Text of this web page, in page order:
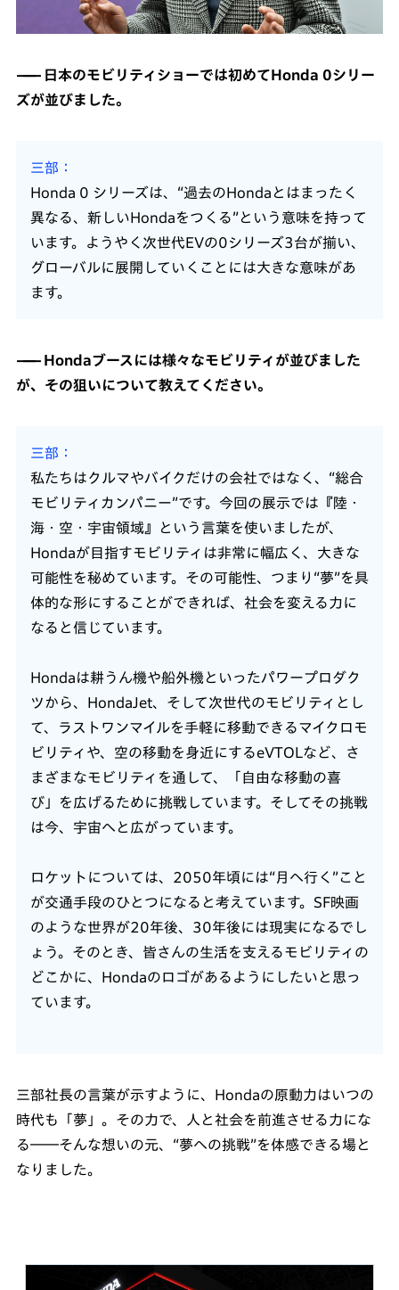
日本のモビリティショーでは初めてHonda 0シリー
ズが並びました。
三部
Honda 0 シリーズは、“過去のHondaとはまったく
異なる、新しいHondaをつくる”という意味を持って
います。ようやく次世代EVの0シリーズ3台が揃い、
グローバルに展開していくことには大きな意味があ
ます。
Hondaブースには様々なモビリティが並びました
が、その狙いについて教えてください。
三部
私たちはクルマやバイクだけの会社ではなく、“総合
モビリティカンパニー”です。今回の展示では『陸・
海・空・宇宙領域』という言葉を使いましたが、
Hondaが目指すモビリティは非常に幅広く、大きな
可能性を秘めています。その可能性、つまり“夢”を具
体的な形にすることができれば、社会を変える力に
なると信じています。
Hondaは耕うん機や船外機といったパワープロダク
ツから、HondaJet、そして次世代のモビリティとし
て、ラストワンマイルを手軽に移動できるマイクロモ
ビリティや、空の移動を身近にするeVTOLなど、さ
まざまなモビリティを通して、「自由な移動の喜
び」を広げるために挑戦しています。そしてその挑戦
は今、宇宙へと広がっています。
ロケットについては、2050年頃には“月へ行く”こと
が交通手段のひとつになると考えています。SF映画
のような世界が20年後、30年後には現実になるでし
ょう。そのとき、皆さんの生活を支えるモビリティの
どこかに、Hondaのロゴがあるようにしたいと思っ
ています。
三部社長の言葉が示すように、Hondaの原動力はいつの
時代も「夢」。その力で、人と社会を前進させる力にな
る――そんな想いの元、“夢への挑戦”を体感できる場と
なりました。